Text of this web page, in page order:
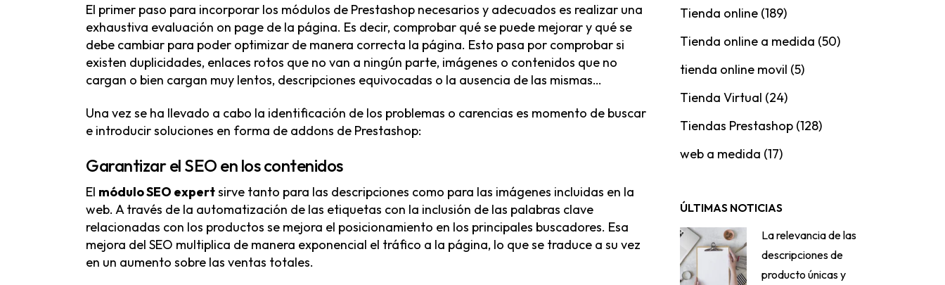
El primer paso para incorporar los módulos de Prestashop necesarios y adecuados es realizar una
exhaustiva evaluación on page de la página. Es decir, comprobar qué se puede mejorar y qué se
debe cambiar para poder optimizar de manera correcta la página. Esto pasa por comprobar si
existen duplicidades, enlaces rotos que no van a ningún parte, imágenes o contenidos que no
cargan o bien cargan muy lentos, descripciones equivocadas o la ausencia de las mismas…
Una vez se ha llevado a cabo la identificación de los problemas o carencias es momento de buscar
e introducir soluciones en forma de addons de Prestashop:
Garantizar el SEO en los contenidos
El módulo SEO expertsirve tanto para las descripciones como para las imágenes incluidas en la
web. A través de la automatización de las etiquetas con la inclusión de las palabras clave
relacionadas con los productos se mejora el posicionamiento en los principales buscadores. Esa
mejora del SEO multiplica de manera exponencial el tráfico a la página, lo que se traduce a su vez
en un aumento sobre las ventas totales.
Tienda online (189)
Tienda online a medida (50)
tienda online movil (5)
Tienda Virtual (24)
Tiendas Prestashop (128)
web a medida (17)
ÚLTIMAS NOTICIAS
La relevancia de las
descripciones de
producto únicas y